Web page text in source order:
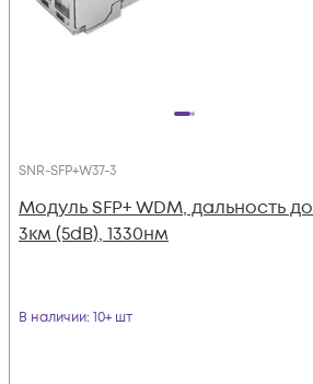
SNR-SFP+W37-3
Модуль SFP+ WDM, дальность до
3км (5dB), 1330нм
В наличии: 10+ шт